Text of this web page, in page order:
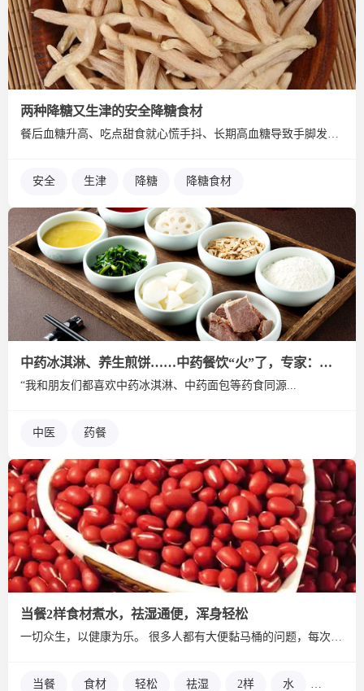
两种降糖又生津的安全降糖食材
餐后血糖升高、吃点甜食就心慌手抖、长期高血糖导致手脚发麻、明...
安全 生津 降糖 降糖食材
中药冰淇淋、养生煎饼……中药餐饮“火”了，专家：噱头大于功效
“我和朋友们都喜欢中药冰淇淋、中药面包等药食同源...
中医 药餐
当餐2样食材煮水，祛湿通便，浑身轻松
一切众生，以健康为乐。 很多人都有大便黏马桶的问题，每次排便...
当餐 食材 轻松 祛湿 2样 水